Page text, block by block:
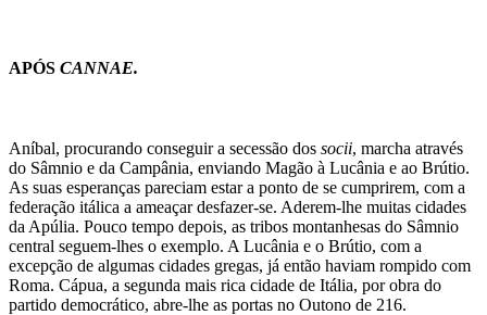
APÓS CANNAE.
Aníbal, procurando conseguir a secessão dos socii, marcha através
do Sâmnio e da Campânia, enviando Magão à Lucânia e ao Brútio.
As suas esperanças pareciam estar a ponto de se cumprirem, com a
federação itálica a ameaçar desfazer-se. Aderem-lhe muitas cidades
da Apúlia. Pouco tempo depois, as tribos montanhesas do Sâmnio
central seguem-lhes o exemplo. A Lucânia e o Brútio, com a
excepção de algumas cidades gregas, já então haviam rompido com
Roma. Cápua, a segunda mais rica cidade de Itália, por obra do
partido democrático, abre-lhe as portas no Outono de 216.